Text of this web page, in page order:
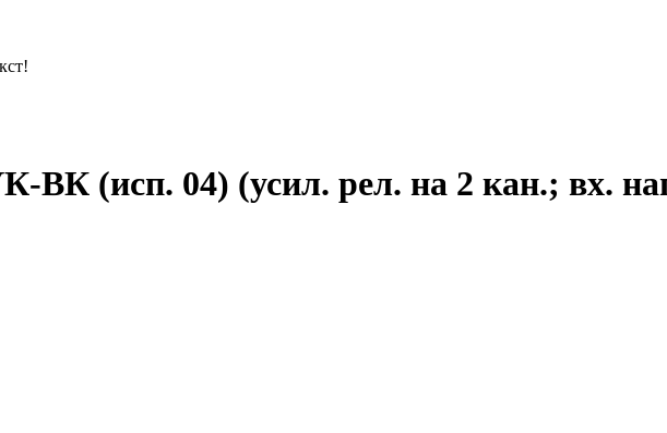
ВК (исп. 04) (усил. рел. на 2 кан.; вх.